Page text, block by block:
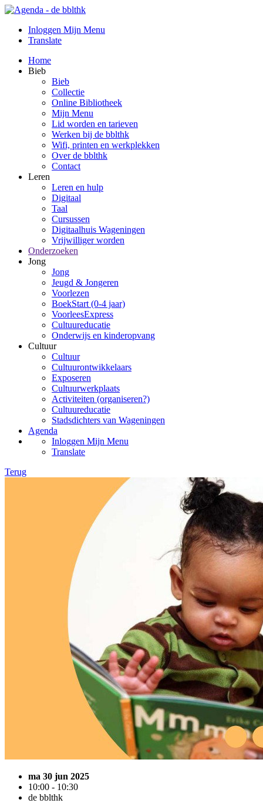
Inloggen Mijn Menu
Translate
Home
Bieb
Bieb
Collectie
Online Bibliotheek
Mijn Menu
Lid worden en tarieven
Werken bij de bblthk
Wifi, printen en werkplekken
Over de bblthk
Contact
Leren
Leren en hulp
Digitaal
Taal
Cursussen
Digitaalhuis Wageningen
Vrijwilliger worden
Onderzoeken
Jong
Jong
Jeugd & Jongeren
Voorlezen
BoekStart (0-4 jaar)
VoorleesExpress
Cultuureducatie
Onderwijs en kinderopvang
Cultuur
Cultuur
Cultuurontwikkelaars
Exposeren
Cultuurwerkplaats
Activiteiten (organiseren?)
Cultuureducatie
Stadsdichters van Wageningen
Agenda
Inloggen Mijn Menu
Translate
Terug
ma 30 jun 2025
10:00 - 10:30
de bblthk